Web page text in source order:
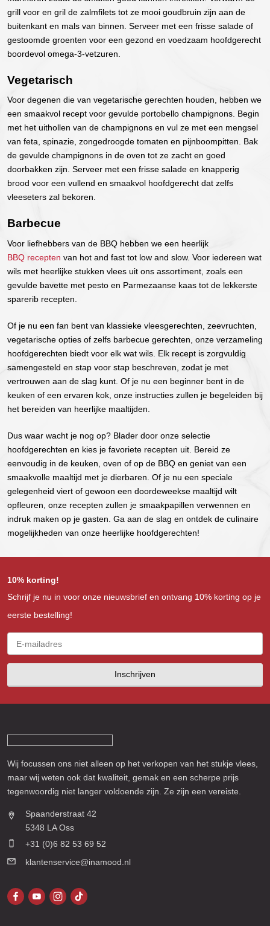
grill voor en gril de zalmfilets tot ze mooi goudbruin zijn aan de
buitenkant en mals van binnen. Serveer met een frisse salade of
gestoomde groenten voor een gezond en voedzaam hoofdgerecht
boordevol omega-3-vetzuren.
Vegetarisch
Voor degenen die van vegetarische gerechten houden, hebben we
een smaakvol recept voor gevulde portobello champignons. Begin
met het uithollen van de champignons en vul ze met een mengsel
van feta, spinazie, zongedroogde tomaten en pijnboompitten. Bak
de gevulde champignons in de oven tot ze zacht en goed
doorbakken zijn. Serveer met een frisse salade en knapperig
brood voor een vullend en smaakvol hoofdgerecht dat zelfs
vleeseters zal bekoren.
Barbecue
Voor liefhebbers van de BBQ hebben we een heerlijk
BBQ recepten van hot and fast tot low and slow. Voor iedereen wat
wils met heerlijke stukken vlees uit ons assortiment, zoals een
gevulde bavette met pesto en Parmezaanse kaas tot de lekkerste
sparerib recepten.
Of je nu een fan bent van klassieke vleesgerechten, zeevruchten,
vegetarische opties of zelfs barbecue gerechten, onze verzameling
hoofdgerechten biedt voor elk wat wils. Elk recept is zorgvuldig
samengesteld en stap voor stap beschreven, zodat je met
vertrouwen aan de slag kunt. Of je nu een beginner bent in de
keuken of een ervaren kok, onze instructies zullen je begeleiden bij
het bereiden van heerlijke maaltijden.
Dus waar wacht je nog op? Blader door onze selectie
hoofdgerechten en kies je favoriete recepten uit. Bereid ze
eenvoudig in de keuken, oven of op de BBQ en geniet van een
smaakvolle maaltijd met je dierbaren. Of je nu een speciale
gelegenheid viert of gewoon een doordeweekse maaltijd wilt
opfleuren, onze recepten zullen je smaakpapillen verwennen en
indruk maken op je gasten. Ga aan de slag en ontdek de culinaire
mogelijkheden van onze heerlijke hoofdgerechten!
10% korting!
Schrijf je nu in voor onze nieuwsbrief en ontvang 10% korting op je
eerste bestelling!
Inschrijven
Wij focussen ons niet alleen op het verkopen van het stukje vlees,
maar wij weten ook dat kwaliteit, gemak en een scherpe prijs
tegenwoordig niet langer voldoende zijn. Ze zijn een vereiste.
Spaanderstraat 42
5348 LA Oss
+31 (0)6 82 53 69 52
klantenservice@inamood.nl